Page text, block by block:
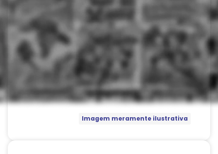
Imagem meramente ilustrativa